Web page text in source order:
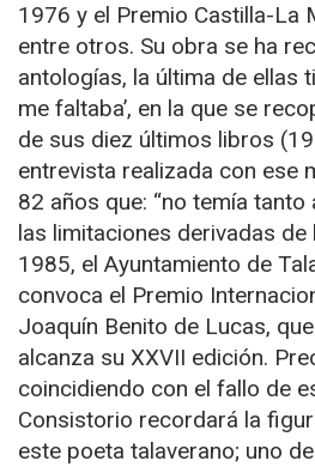
1976 y el Premio Castilla-La
entre otros. Su obra se ha
antologías, la última de ellas
me faltaba’, en la que se
de sus diez últimos libros
entrevista realizada con ese
82 años que: “no temía
las limitaciones derivadas de
1985, el Ayuntamiento de
convoca el Premio
Joaquín Benito de Lucas,
alcanza su XXVII edición.
coincidiendo con el fallo de
Consistorio recordará la
este poeta talaverano; uno